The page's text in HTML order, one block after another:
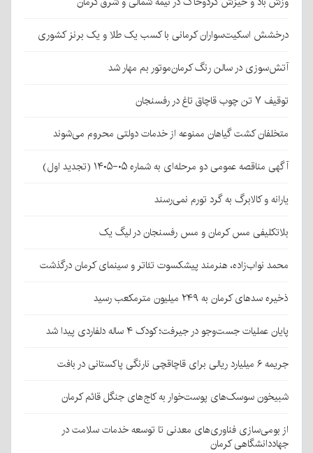
درخشش اسکیت‌سواران کرمانی با کسب یک طلا و یک برنز کشوری
آتش‌سوزی در سالن رنگ کرمان‌موتور بم مهار شد
توقیف ۷ تن چوب قاچاق تاغ در رفسنجان
متخلفان کشت گیاهان ممنوعه از خدمات دولتی محروم می‌شوند
آگهی مناقصه عمومی دو مرحله‌ای به شماره ۰۵-۱۴۰۵ (تجدید اول)
یارانه و کالابرگ به گرد تورم نمی‌رسند
بلاتکلیفی مس کرمان و مس رفسنجان در لیگ یک
محمد نواب‌زاده، هنرمند پیشکسوت تئاتر و سینمای کرمان درگذشت
ذخیره سدهای کرمان به ۲۴۹ میلیون مترمکعب رسید
پایان عملیات جست‌وجو در جیرفت؛ کودک ۴ ساله دلفاردی پیدا شد
جریمه ۶ میلیارد ریالی برای قاچاقچی نارنگی پاکستانی در بافت
شبیخون سوسک‌های پوست‌خوار به کاج‌های جنگل قائم کرمان
از بومی‌سازی فناوری‌های معدنی تا توسعه خدمات سلامت در
جهاددانشگاهی کرمان